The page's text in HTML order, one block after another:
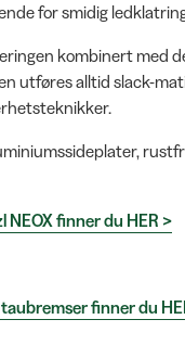
for smidig
kombinert med
utføres alltid slack-
finner du HER >
finner du